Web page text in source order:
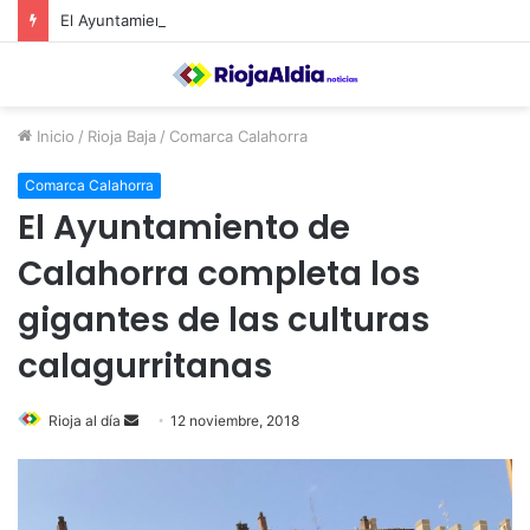
Inicio / Rioja Baja / Comarca Calahorra
Comarca Calahorra
El Ayuntamiento de
Calahorra completa los
gigantes de las culturas
calagurritanas
Rioja al día 12 noviembre, 2018